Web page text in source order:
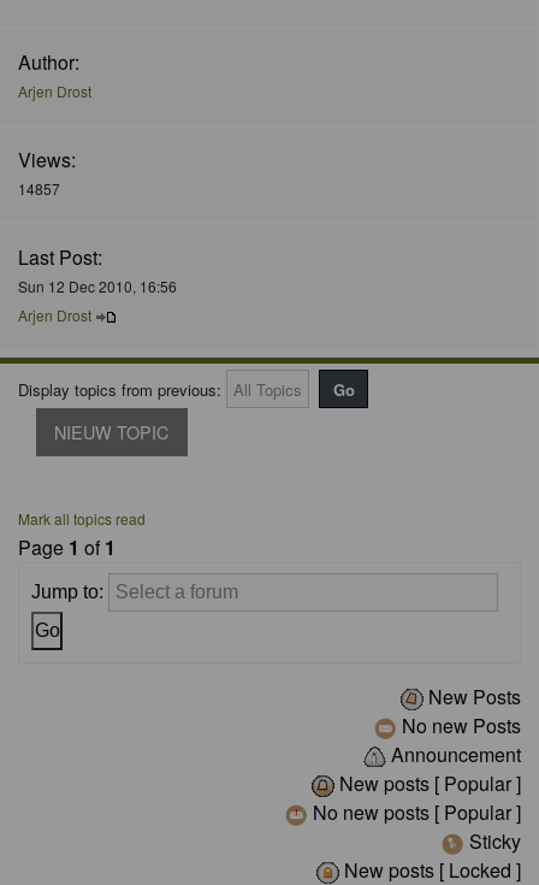
Author:
Arjen Drost
Views:
14857
Last Post:
Sun 12 Dec 2010, 16:56
Arjen Drost
Display topics from previous:
NIEUW TOPIC
Mark all topics read
Page 1 of 1
Jump to:
New Posts
No new Posts
Announcement
New posts [ Popular ]
No new posts [ Popular ]
Sticky
New posts [ Locked ]